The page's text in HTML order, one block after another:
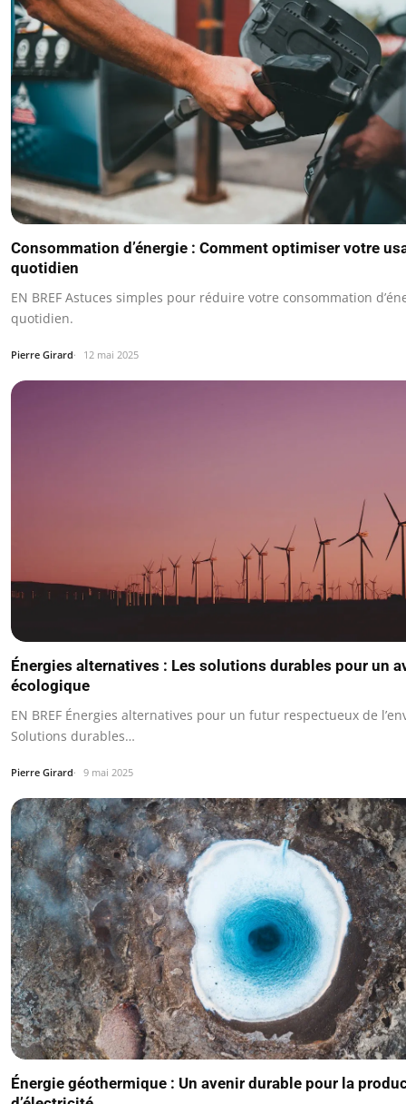
Consommation d’énergie : Comment optimiser votre
quotidien
EN BREF Astuces simples pour réduire votre consommation
quotidien.
Pierre Girard 12 mai 2025
Énergies alternatives : Les solutions durables pour un
écologique
EN BREF Énergies alternatives pour un futur respectueux de
Solutions durables…
Pierre Girard 9 mai 2025
Énergie géothermique : Un avenir durable pour la